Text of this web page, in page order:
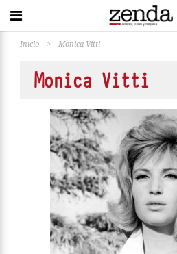
Inicio > Monica Vitti
Monica Vitti